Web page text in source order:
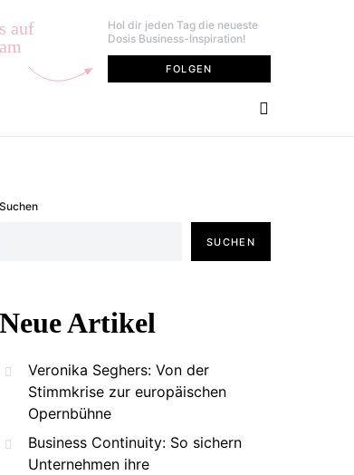
auf
Hol dir jeden Tag die neueste
Dosis Business-Inspiration!
FOLGEN
Suchen
SUCHEN
Neue Artikel
Veronika Seghers: Von der
Stimmkrise zur europäischen
Opernbühne
Business Continuity: So sichern
Unternehmen ihre